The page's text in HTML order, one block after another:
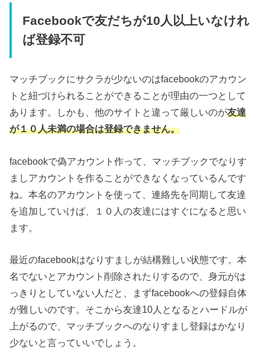
Facebookで友だちが10人以上いなけれ
ば登録不可
マッチブックにサクラが少ないのはfacebookのアカウン
トと紐づけられることができることが理由の一つとして
あります。しかも、他のサイトと違って厳しいのが友達
が１０人未満の場合は登録できません。
facebookで偽アカウント作って、マッチブックでなりす
ましアカウントを作ることができなくなっているんです
ね。本名のアカウントを使って、連絡先を同期して友達
を追加していけば、１０人の友達にはすぐになると思い
ます。
最近のfacebookはなりすましが結構難しい状態です。本
名でないとアカウント削除されたりするので、身元がは
っきりとしていない人だと、まずfacebookへの登録自体
が難しいのです。そこから友達10人となるとハードルが
上がるので、マッチブックへのなりすまし登録はかなり
少ないと言っていいでしょう。